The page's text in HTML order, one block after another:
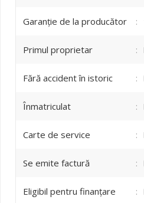
Garanție de la producător :
Primul proprietar :
Fără accident în istoric :
Înmatriculat :
Carte de service :
Se emite factură :
Eligibil pentru finanțare :